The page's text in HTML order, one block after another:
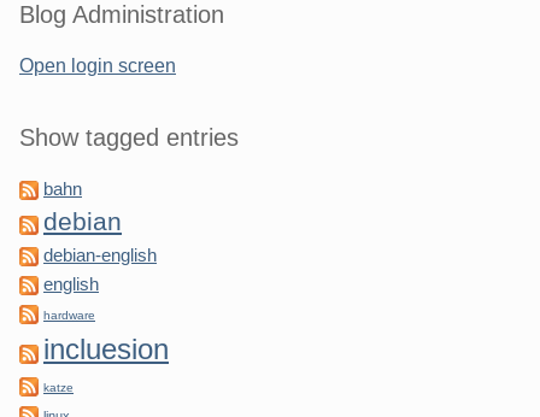
Blog Administration
Open login screen
Show tagged entries
bahn
debian
debian-english
english
hardware
incluesion
katze